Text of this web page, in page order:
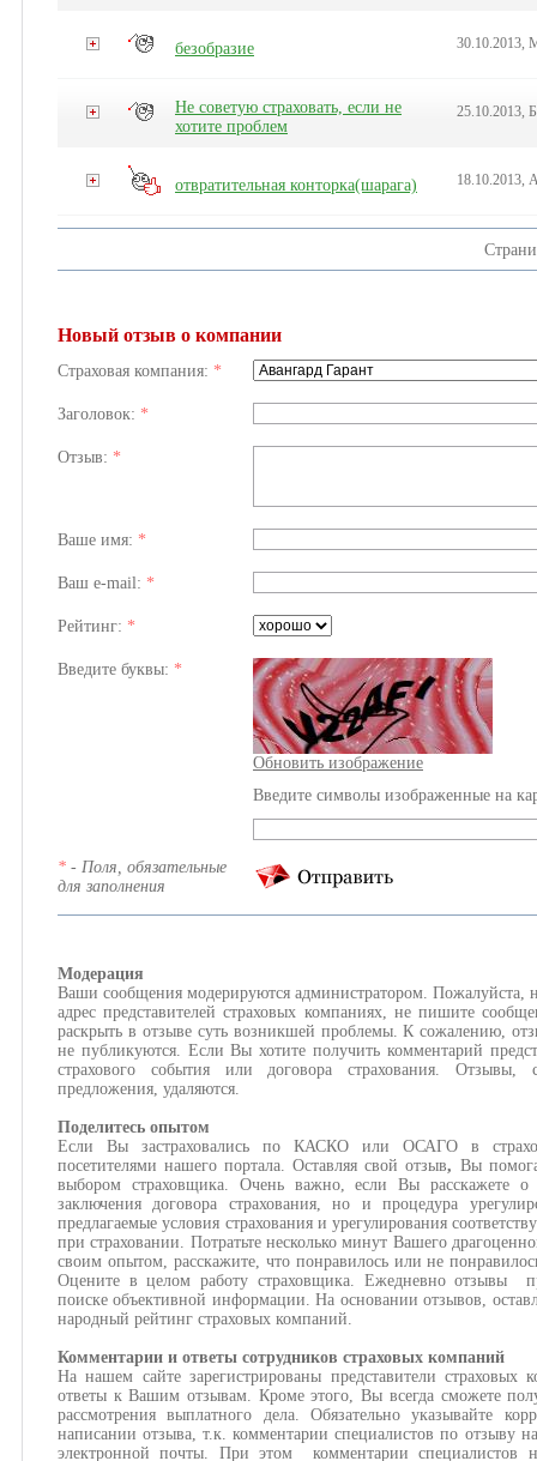
безобразие 30.10.2013,
Не советую страховать, если не
хотите проблем
отвратительная конторка(шарага) 18.10.2013,
Новый отзыв о компании
Страховая компания: *
Заголовок: *
Отзыв: *
Ваше имя: *
Ваш e-mail: *
Рейтинг: *
Введите буквы: *
Обновить изображение
Введите символы изображенные на
* - Поля, обязательные
для заполнения
Модерация
Ваши сообщения модерируются администратором. Пожалуйста,
адрес представителей страховых компаниях, не пишите
раскрыть в отзыве суть возникшей проблемы. К сожалению,
не публикуются. Если Вы хотите получить комментарий
страхового события или договора страхования.
предложения, удаляются.
Поделитесь опытом
Если Вы застраховались по КАСКО или ОСАГО в
посетителями нашего портала. Оставляя свой отзыв, Вы
выбором страховщика. Очень важно, если Вы расскажете
заключения договора страхования, но и процедура
предлагаемые условия страхования и урегулирования
при страховании. Потратьте несколько минут Вашего
своим опытом, расскажите, что понравилось или не
Оцените в целом работу страховщика. Ежедневно отзывы
поиске объективной информации. На основании отзывов,
народный рейтинг страховых компаний.
Комментарии и ответы сотрудников страховых компаний
На нашем сайте зарегистрированы представители
ответы к Вашим отзывам. Кроме этого, Вы всегда сможете
рассмотрения выплатного дела. Обязательно указывайте
написании отзыва, т.к. комментарии специалистов по отзыву
электронной почты. При этом комментарии специалистов